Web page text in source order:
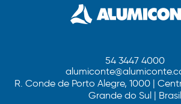
54 3447 4000
R. Conde de Porto Alegre, 1000 |
Grande do Sul | Brasil